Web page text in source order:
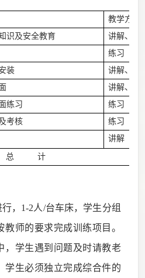
教学方式
识及安全教育
讲解、示
练习
装
讲解、示
讲解、示
练习
练习
考核
练习
讲解
总 计
， 1-2人/台车床，学生分组
师的要求完成训练项目。
，学生遇到问题及时请教老
学生必须独立完成综合件的